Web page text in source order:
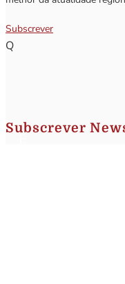
Subscrever
Q
Subscrever